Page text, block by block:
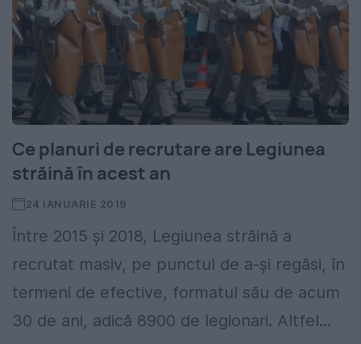
Ce planuri de recrutare are Legiunea
străină în acest an
24 IANUARIE 2019
Între 2015 şi 2018, Legiunea străină a
recrutat masiv, pe punctul de a-şi regăsi, în
termeni de efective, formatul său de acum
30 de ani, adică 8900 de legionari. Altfel...